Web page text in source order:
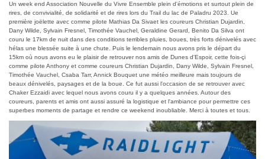
Un week end Association Nouvelle du Vivre Ensemble plein d'émotions et surtout plein de
rires, de convivialité, de solidarité et de rires lors du Trail du lac de Paladru 2023. Ue
première joëlette avec comme pilote Mathias Da Sivaet les coureurs Christian Dujardin,
Dany Wilde, Sylvain Fresnel, Timothée Vauchel, Geraldine Gerard, Benito Da Silva ont
couru le 17km de nuit dans des conditions terribles pluies, boues, très forts dénivelés avec
hélas une blessée suite à une chute. Puis le lendemain nous avons pris le départ du
15km où nous avons eu le plaisir de retrouver nos amis de Dunes d'Espoir, cette fois-çi
comme pilote Anthony et comme coureurs Christian Dujardin, Dany Wilde, Sylvain Fresnel,
Timothée Vauchel, Csaba Tarr, Annick Bouquet une météo meilleure mais toujours de
beaux dénivelés, paysages et de la boue. Ce fut aussi l'occasion de se retrouver avec
Chaker Ezzaidi avec lequel nous avons couru il y a quelques années. Autour des
coureurs, parents et amis ont aussi assuré la logistique et l'ambiance pour permettre ces
superbes moments de partage et rendre ce weekend inoubliable. Merci à toutes et tous.